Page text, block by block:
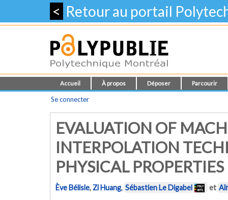
< Retour au portail
Accueil À propos Déposer Parcourir
Se connecter
EVALUATION OF
INTERPOLATION
PHYSICAL PROPERTIES
Ève Bélisle, Zi Huang, Sébastien Le Digabel et